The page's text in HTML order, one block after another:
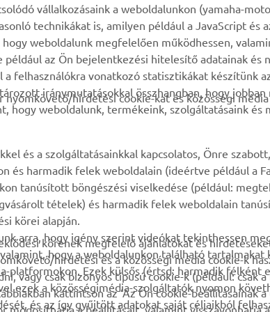
Music
Racing
Motor Global
Alkatrész katalógus
Karbantartásra vonatkozó
foglalás
Márkakereskedő kereső
Akkumulátorok
kezeléséről
vállalkozásaink a weboldalunkon (yamaha-
technikákat is, amilyen például a JavaScript és
weboldalunk megfelelően működhessen,
az Ön bejelentkezési hitelesítő adatainak és
felhasználókra vonatkozó statisztikákat készítünk
iránymutatásokkal összhangban, hogy jobban
hogy weboldalunk, termékeink, szolgáltatásaink és
hirdetési cookie-kat és közösségi
és a szolgáltatásainkkal kapcsolatos, Önre
és harmadik felek weboldalain (ideértve például a
tanúsított böngészési viselkedése (például:
tételek) és harmadik felek weboldalain
körei alapján.
arra, hogy igény szerint videókat tekinthessen
hogy a weboldalunkon található tartalmakat
platformokon. Ezek külsős (értsd: harmadik félként
ezek a közösségimédia-szolgáltatók nyomon
és az így gyűjtött adatokat saját céljaikból
körének megfelelő ajánlatokat és
hirdetési és a közösségi média cookie-k
vagy csak bizonyos típusú cookie-k (például: csak
kattintson az ‘Az Ön cookie-beállításainak a
a beállításait, valamint visszavonhatja